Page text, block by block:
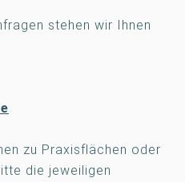
stehen wir Ihnen
zu Praxisflächen oder
die jeweiligen